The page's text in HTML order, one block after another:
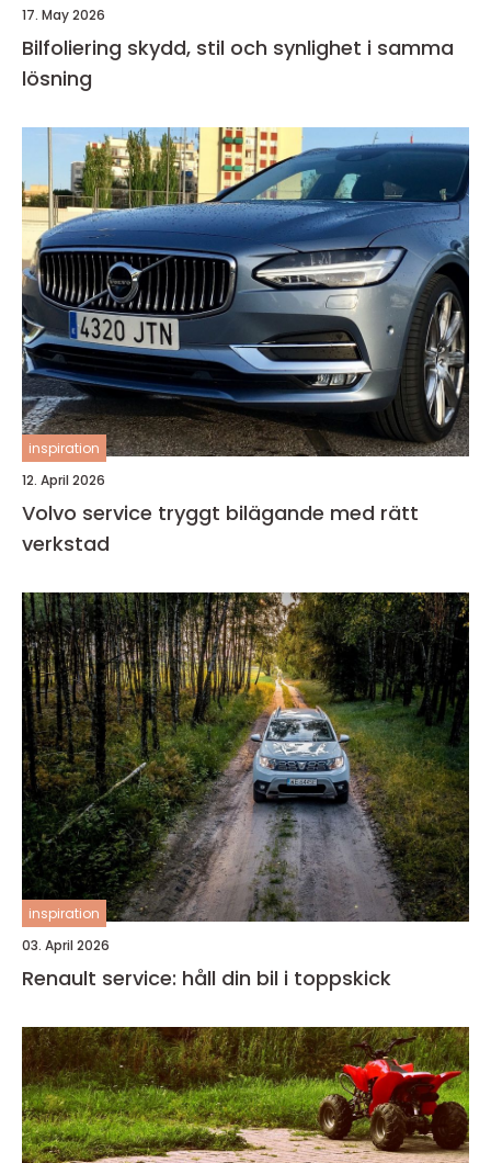
17. May 2026
Bilfoliering skydd, stil och synlighet i samma
lösning
inspiration
12. April 2026
Volvo service tryggt bilägande med rätt
verkstad
inspiration
03. April 2026
Renault service: håll din bil i toppskick